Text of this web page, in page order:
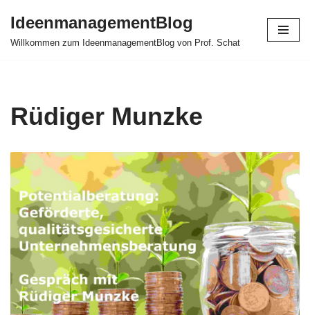
Zum
IdeenmanagementBlog
Willkommen zum IdeenmanagementBlog von Prof. Schat
Rüdiger Munzke